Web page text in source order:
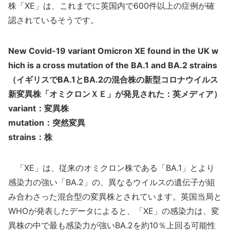
株「XE」は、これまでに英国内で600件以上の症例が確
認されているそうです。
New Covid-19 variant Omicron XE found in the UK w
hich is a cross mutation of the BA.1 and BA.2 strains
（イギリスでBA.1とBA.2の混合株の新型コロナウイルス
新変異株「オミクロンＸＥ」が発見された：英メディア）
variant：変異株
mutation：突然変異
strains：株
「XE」は、従来のオミクロン株である「BA.1」とより
感染力の強い「BA.2」の、異なるウイルスの遺伝子が組
み合わさった混合型の変異株とされています。英国当局と
WHOが発表したデータによると、「XE」の感染力は、変
異株の中で最も感染力が強いBA.2を約10％上回る可能性